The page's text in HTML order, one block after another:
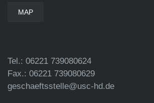
MAP
Tel.: 06221 739080624
Fax.: 06221 739080629
geschaeftsstelle@usc-hd.de